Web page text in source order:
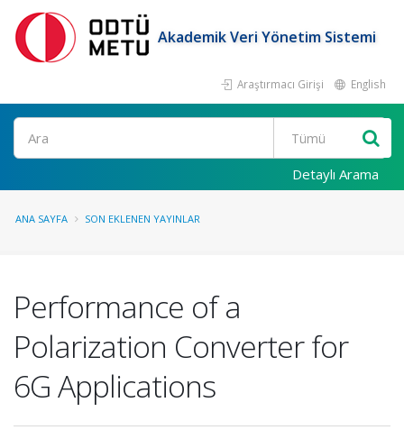
Akademik Veri Yönetim Sistemi
Araştırmacı Girişi English
Ara
Detaylı Arama
ANA SAYFA SON EKLENEN YAYINLAR
Performance of a
Polarization Converter for
6G Applications